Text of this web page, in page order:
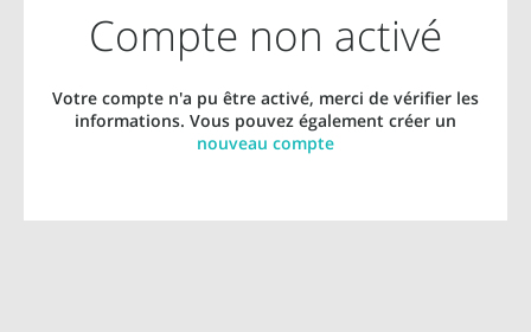
Compte non activé
Votre compte n'a pu être activé, merci de vérifier les
informations. Vous pouvez également créer un
nouveau compte